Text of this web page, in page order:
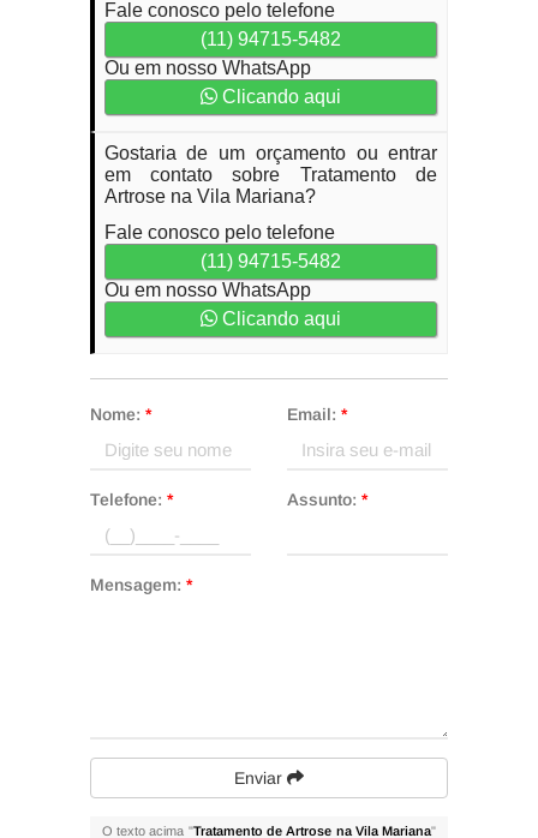
Fale conosco pelo telefone
(11) 94715-5482
Ou em nosso WhatsApp
Clicando aqui
Gostaria de um orçamento ou entrar
em contato sobre Tratamento de
Artrose na Vila Mariana?
Fale conosco pelo telefone
(11) 94715-5482
Ou em nosso WhatsApp
Clicando aqui
Nome: * Email: *
Telefone: * Assunto: *
Mensagem: *
Enviar
O texto acima "Tratamento de Artrose na Vila Mariana"